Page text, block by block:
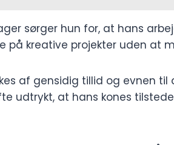
sørger hun for, at hans
på kreative projekter uden at
af gensidig tillid og evnen
udtrykt, at hans kones